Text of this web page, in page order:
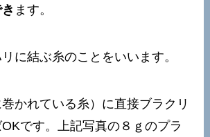
ます。
に結ぶ糸のことをいいます。
かれている糸）に直接ブラクリ
です。上記写真の８ｇのプラ